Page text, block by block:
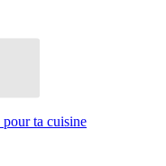
ta cuisine